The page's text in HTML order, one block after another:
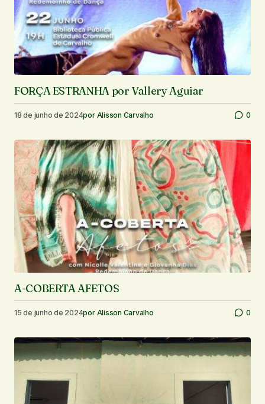
FORÇA ESTRANHA por Vallery Aguiar
18 de junho de 2024por Alisson Carvalho 0
A-COBERTA AFETOS
15 de junho de 2024por Alisson Carvalho 0